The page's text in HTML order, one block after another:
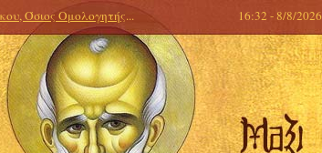
Όσιος Ομολογητής... 16:32 - 8/8/2026